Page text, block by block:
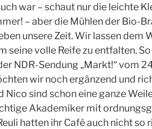
war – schaut nur die leichte
– aber die Mühlen der Bio-
unsere Zeit. Wir lassen dem
seine volle Reife zu entfalten.
NDR-Sendung „Markt!“ vom
wir noch ergänzend und
Nico sind schon eine ganze
Akademiker mit
hatten ihr Café auch nicht so